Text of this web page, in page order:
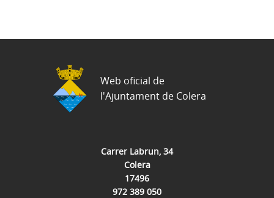
Carrer Labrun, 34
Colera
17496
972 389 050
Web oficial de
l'Ajuntament de Colera